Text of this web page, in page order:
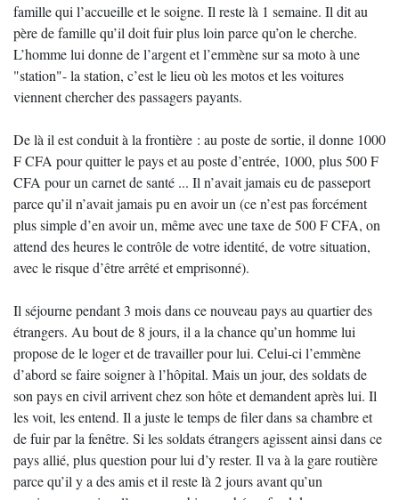
famille qui l’accueille et le soigne. Il reste là 1 semaine. Il dit au
père de famille qu’il doit fuir plus loin parce qu’on le cherche.
L’homme lui donne de l’argent et l’emmène sur sa moto à une
"station"- la station, c’est le lieu où les motos et les voitures
viennent chercher des passagers payants.
De là il est conduit à la frontière : au poste de sortie, il donne 1000
F CFA pour quitter le pays et au poste d’entrée, 1000, plus 500 F
CFA pour un carnet de santé ... Il n’avait jamais eu de passeport
parce qu’il n’avait jamais pu en avoir un (ce n’est pas forcément
plus simple d’en avoir un, même avec une taxe de 500 F CFA, on
attend des heures le contrôle de votre identité, de votre situation,
avec le risque d’être arrêté et emprisonné).
Il séjourne pendant 3 mois dans ce nouveau pays au quartier des
étrangers. Au bout de 8 jours, il a la chance qu’un homme lui
propose de le loger et de travailler pour lui. Celui-ci l’emmène
d’abord se faire soigner à l’hôpital. Mais un jour, des soldats de
son pays en civil arrivent chez son hôte et demandent après lui. Il
les voit, les entend. Il a juste le temps de filer dans sa chambre et
de fuir par la fenêtre. Si les soldats étrangers agissent ainsi dans ce
pays allié, plus question pour lui d’y rester. Il va à la gare routière
parce qu’il y a des amis et il reste là 2 jours avant qu’un